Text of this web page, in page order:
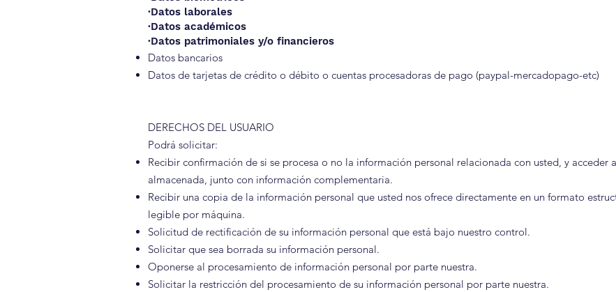
·Datos laborales
·Datos académicos
·Datos patrimoniales y/o financieros
Datos bancarios
Datos de tarjetas de crédito o débito o cuentas procesadoras de pago (paypal-mercadopago-etc)
DERECHOS DEL USUARIO
Podrá solicitar:
Recibir confirmación de si se procesa o no la información personal relacionada con usted, y acceder
almacenada, junto con información complementaria.
Recibir una copia de la información personal que usted nos ofrece directamente en un formato
legible por máquina.
Solicitud de rectificación de su información personal que está bajo nuestro control.
Solicitar que sea borrada su información personal.
Oponerse al procesamiento de información personal por parte nuestra.
Solicitar la restricción del procesamiento de su información personal por parte nuestra.